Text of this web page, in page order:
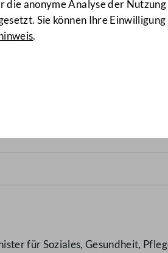
die anonyme Analyse der
Sie können Ihre
.
für Soziales, Gesundheit,